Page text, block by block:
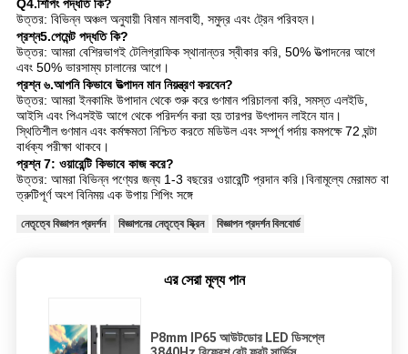
Q4.শিপিং পদ্ধতি কি?
উত্তর: বিভিন্ন অঞ্চল অনুযায়ী বিমান মালবাহী, সমুদ্র এবং ট্রেন পরিবহন।
প্রশ্ন5.পেমেন্ট পদ্ধতি কি?
উত্তর: আমরা বেশিরভাগই টেলিগ্রাফিক স্থানান্তর স্বীকার করি, 50% উত্পাদনের আগে
এবং 50% ভারসাম্য চালানের আগে।
প্রশ্ন ৬.আপনি কিভাবে উত্পাদন মান নিয়ন্ত্রণ করবেন?
উত্তর: আমরা ইনকামিং উপাদান থেকে শুরু করে গুণমান পরিচালনা করি, সমস্ত এলইডি,
আইসি এবং পিএসইউ আগে থেকে পরিদর্শন করা হয় তারপর উৎপাদন লাইনে যান।
স্থিতিশীল গুণমান এবং কর্মক্ষমতা নিশ্চিত করতে মডিউল এবং সম্পূর্ণ পর্দায় কমপক্ষে 72 ঘন্টা
বার্ধক্য পরীক্ষা থাকবে।
প্রশ্ন 7: ওয়ারেন্টি কিভাবে কাজ করে?
উত্তর: আমরা বিভিন্ন পণ্যের জন্য 1-3 বছরের ওয়ারেন্টি প্রদান করি।বিনামূল্যে মেরামত বা
ত্রুটিপূর্ণ অংশ বিনিময় এক উপায় শিপিং সঙ্গে
নেতৃত্বে বিজ্ঞাপন প্রদর্শন বিজ্ঞাপনের নেতৃত্বে স্ক্রিন বিজ্ঞাপন প্রদর্শন বিলবোর্ড
এর সেরা মূল্য পান
P8mm IP65 আউটডোর LED ডিসপ্লে